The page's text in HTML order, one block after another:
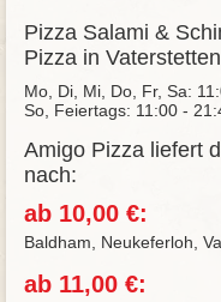
Pizza Salami &
Pizza in
Mo, Di, Mi, Do, Fr, Sa:
So, Feiertags: 11:00 -
Amigo Pizza liefert
nach:
ab 10,00 €:
Baldham, Neukeferloh,
ab 11,00 €: